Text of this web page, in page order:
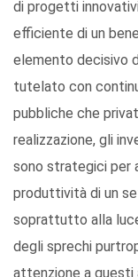
di progetti
efficiente di un
elemento decisivo
tutelato con
pubbliche che
realizzazione, gli
sono strategici per
produttività di un
soprattutto alla
degli sprechi
attenzione a questi